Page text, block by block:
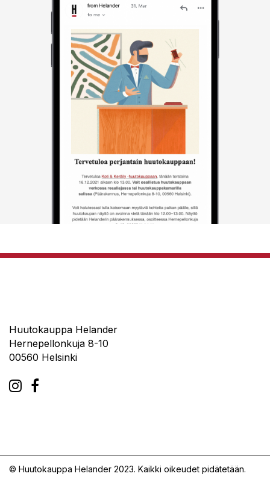
Huutokauppa Helander
Hernepellonkuja 8-10
00560 Helsinki
© Huutokauppa Helander 2023. Kaikki oikeudet pidätetään.